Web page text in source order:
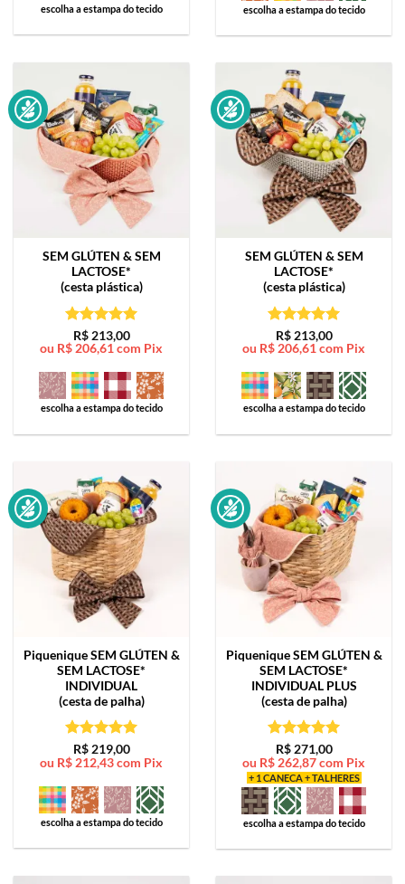
escolha a estampa do tecido escolha a estampa do tecido
SEM GLÚTEN & SEM
LACTOSE*
(cesta plástica)
Avaliação5
de 5
R$213,00
ou R$ 206,61 com Pix
escolha a estampa do tecido
SEM GLÚTEN & SEM
LACTOSE*
(cesta plástica)
Avaliação5
de 5
R$213,00
ou R$ 206,61 com Pix
escolha a estampa do tecido
Piquenique SEM GLÚTEN &
SEM LACTOSE*
INDIVIDUAL
(cesta de palha)
Avaliação5
de 5
R$219,00
ou R$ 212,43com Pix
escolha a estampa do tecido
Piquenique SEM GLÚTEN &
SEM LACTOSE*
INDIVIDUAL PLUS
(cesta de palha)
Avaliação5
de 5
R$271,00
ou R$ 262,87com Pix
+ 1 CANECA + TALHERES
escolha a estampa do tecido